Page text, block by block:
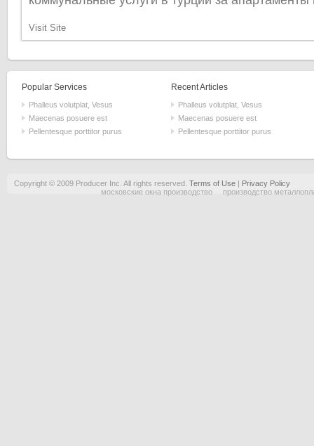
Visit Site
Popular Services
Phalleus volutplat, Vesus
Maecenas posuere est
Pellentesque porttitor purus
Recent Articles
Phalleus volutplat, Vesus
Maecenas posuere est
Pellentesque porttitor purus
Copyright © 2009 Producer Inc. All rights reserved. Terms of Use| Privacy Policy
московские окна производство
производство